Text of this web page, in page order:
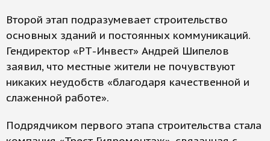
Второй этап подразумевает строительство
основных зданий и постоянных коммуникаций.
Гендиректор «РТ-Инвест» Андрей Шипелов
заявил, что местные жители не почувствуют
никаких неудобств «благодаря качественной и
слаженной работе».
Подрядчиком первого этапа строительства стала